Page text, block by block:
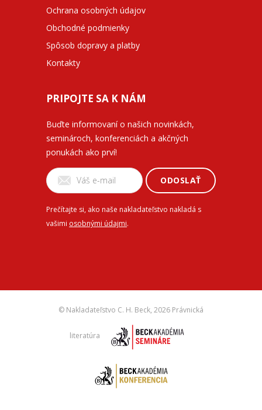
Ochrana osobných údajov
Obchodné podmienky
Spôsob dopravy a platby
Kontakty
PRIPOJTE SA K NÁM
Buďte informovaní o našich novinkách,
seminároch, konferenciách a akčných
ponukách ako prví!
ODOSLAŤ
Prečítajte si, ako naše nakladateľstvo nakladá s
vašimi osobnými údajmi.
© Nakladateľstvo C. H. Beck, 2026 Právnická
literatúra